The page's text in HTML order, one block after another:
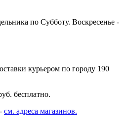
по Субботу. Воскресенье -
курьером по городу 190
бесплатно.
см. адреса магазинов.